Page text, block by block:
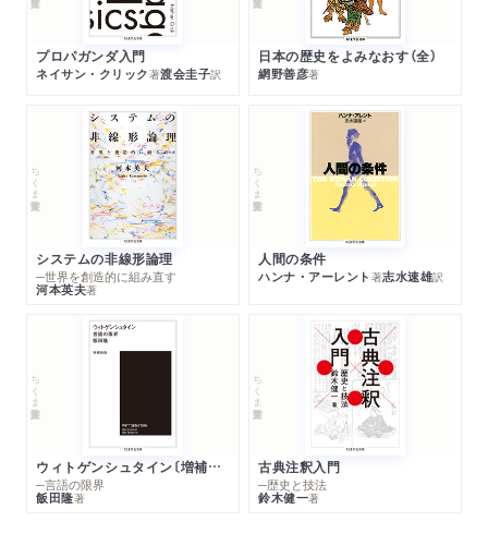
プロパガンダ入門
ネイサン・クリック著渡会圭子訳
日本の歴史をよみなおす（全）
網野善彦著
ちくま学芸文庫
システムの非線形論理
─世界を創造的に組み直す
河本英夫著
ちくま学芸文庫
人間の条件
ハンナ・アーレント 著志水速雄訳
ちくま学芸文庫
ウィトゲンシュタイン〔増補新版〕
─言語の限界
飯田隆著
ちくま学芸文庫
古典注釈入門
─歴史と技法
鈴木健一著